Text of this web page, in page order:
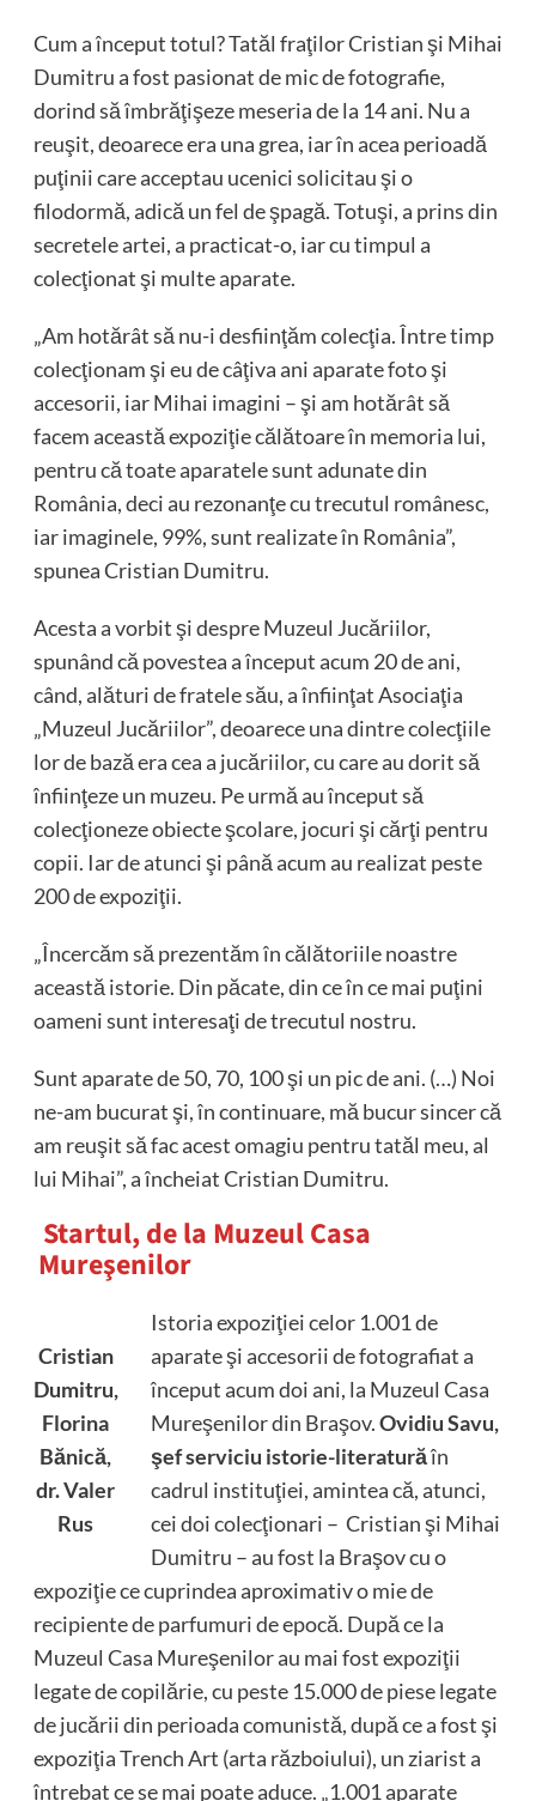
Cum a început totul? Tatăl fraţilor Cristian şi Mihai
Dumitru a fost pasionat de mic de fotografie,
dorind să îmbrăţişeze meseria de la 14 ani. Nu a
reuşit, deoarece era una grea, iar în acea perioadă
puţinii care acceptau ucenici solicitau şi o
filodormă, adică un fel de şpagă. Totuşi, a prins din
secretele artei, a practicat-o, iar cu timpul a
colecţionat şi multe aparate.
„Am hotărât să nu-i desfiinţăm colecţia. Între timp
colecţionam şi eu de câţiva ani aparate foto şi
accesorii, iar Mihai imagini – şi am hotărât să
facem această expoziţie călătoare în memoria lui,
pentru că toate aparatele sunt adunate din
România, deci au rezonanţe cu trecutul românesc,
iar imaginele, 99%, sunt realizate în România”,
spunea Cristian Dumitru.
Acesta a vorbit şi despre Muzeul Jucăriilor,
spunând că povestea a început acum 20 de ani,
când, alături de fratele său, a înfiinţat Asociaţia
„Muzeul Jucăriilor”, deoarece una dintre colecţiile
lor de bază era cea a jucăriilor, cu care au dorit să
înfiinţeze un muzeu. Pe urmă au început să
colecţioneze obiecte şcolare, jocuri şi cărţi pentru
copii. Iar de atunci şi până acum au realizat peste
200 de expoziţii.
„Încercăm să prezentăm în călătoriile noastre
această istorie. Din păcate, din ce în ce mai puţini
oameni sunt interesaţi de trecutul nostru.
Sunt aparate de 50, 70, 100 şi un pic de ani. (…) Noi
ne-am bucurat şi, în continuare, mă bucur sincer că
am reuşit să fac acest omagiu pentru tatăl meu, al
lui Mihai”, a încheiat Cristian Dumitru.
Startul, de la Muzeul Casa
Mureşenilor
Cristian
Dumitru,
Florina
Bănică,
dr. Valer
Rus
Istoria expoziţiei celor 1.001 de
aparate şi accesorii de fotografiat a
început acum doi ani, la Muzeul Casa
Mureşenilor din Braşov.Ovidiu Savu,
şef serviciu istorie-literaturăîn
cadrul instituţiei, amintea că, atunci,
cei doi colecţionari – Cristian şi Mihai
Dumitru – au fost la Braşov cu o
expoziţie ce cuprindea aproximativ o mie de
recipiente de parfumuri de epocă. După ce la
Muzeul Casa Mureşenilor au mai fost expoziţii
legate de copilărie, cu peste 15.000 de piese legate
de jucării din perioada comunistă, după ce a fost şi
expoziţia Trench Art (arta războiului), un ziarist a
întrebat ce se mai poate aduce. „1.001 aparate